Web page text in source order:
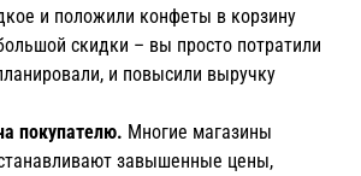
и положили конфеты в корзину
скидки – вы просто потратили
и повысили выручку
покупателю. Многие магазины
завышенные цены,